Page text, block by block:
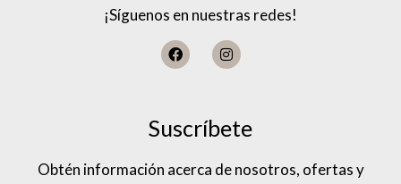
¡Síguenos en nuestras redes!
Suscríbete
Obtén información acerca de nosotros, ofertas y